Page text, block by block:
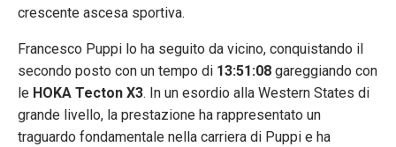
crescente ascesa sportiva.
Francesco Puppi lo ha seguito da vicino, conquistando il
secondo posto con un tempo di 13:51:08 gareggiando con
le HOKA Tecton X3. In un esordio alla Western States di
grande livello, la prestazione ha rappresentato un
traguardo fondamentale nella carriera di Puppi e ha